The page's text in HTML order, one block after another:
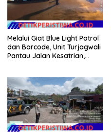
Melalui Giat Blue Light Patrol
dan Barcode, Unit Turjagwali
Pantau Jalan Kesatrian,